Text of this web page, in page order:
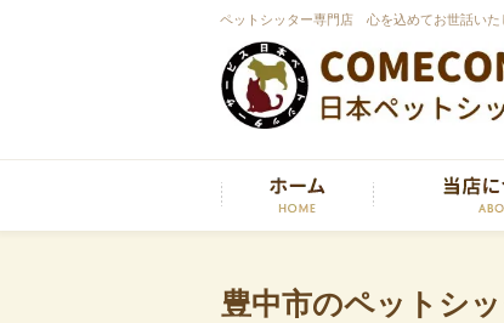
ペットシッター専門店 心を込めてお世話いた
豊中市のペットシ